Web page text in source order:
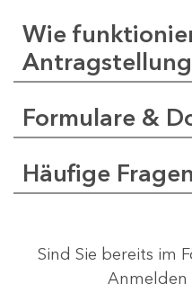
Wie
Formulare &
Häufige Fragen
Sind Sie bereits im
Anmelden